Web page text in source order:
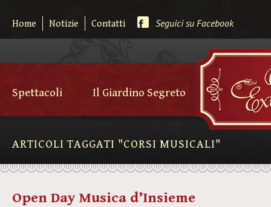
Home Notizie Contatti Seguici su Facebook
Spettacoli Il Giardino Segreto
ARTICOLI TAGGATI "CORSI MUSICALI"
Open Day Musica d’Insieme